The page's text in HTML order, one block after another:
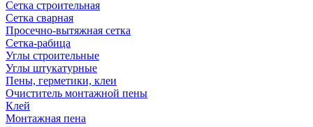
Сетка строительная
Сетка сварная
Просечно-вытяжная сетка
Сетка-рабица
Углы строительные
Углы штукатурные
Пены, герметики, клеи
Очиститель монтажной пены
Клей
Монтажная пена